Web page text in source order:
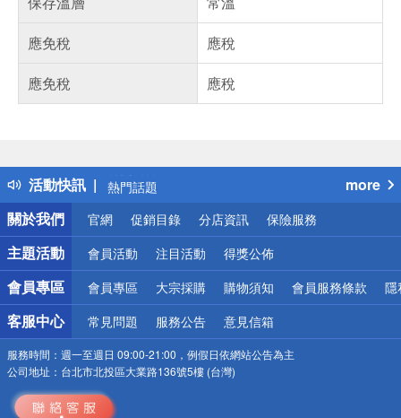
應免稅
應稅
應免稅
應稅
活動快訊
得獎公告
熱門話題
銀行優惠
偏遠地區配送
詐騙網頁！請小心！
more
關於我們
官網 促銷目錄 分店資訊 保險服務
主題活動 會員活動 注目活動 得獎公佈
會員專區 會員專區 大宗採購 購物須知 會員服務條款 隱
客服中心 常見問題 服務公告 意見信箱
服務時間： 週一至週日 09:00-21:00，例假日依網站公告為主
公司地址： 台北市北投區大業路136號5樓 (台灣)